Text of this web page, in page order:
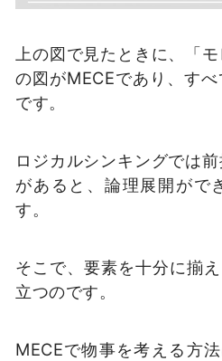
上の図で見たときに、「
の図がMECEであり、す
です。
ロジカルシンキングでは
があると、論理展開がで
す。
そこで、要素を十分に揃
立つのです。
MECEで物事を考える方